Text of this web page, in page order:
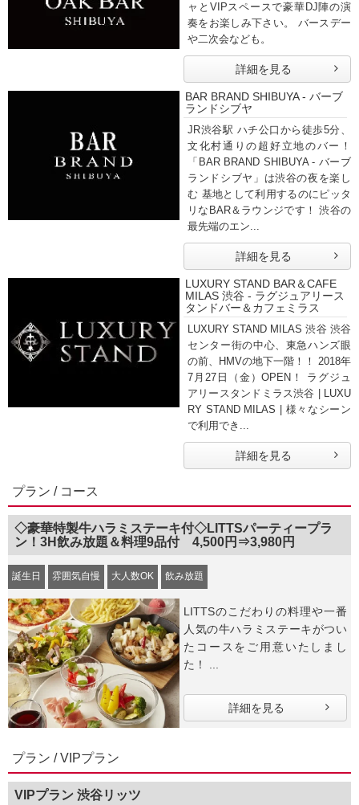
ャとVIPスペースで豪華DJ陣の演
奏をお楽しみ下さい。 バースデー
や二次会なども。
詳細を見る
BAR BRAND SHIBUYA - バーブ
ランドシブヤ
JR渋谷駅 ハチ公口から徒歩5分、
文化村通りの超好立地のバー！
「BAR BRAND SHIBUYA - バーブ
ランドシブヤ」は渋谷の夜を楽し
む 基地として利用するのにピッタ
リなBAR＆ラウンジです！ 渋谷の
最先端のエン...
詳細を見る
LUXURY STAND BAR＆CAFE
MILAS 渋谷 - ラグジュアリース
タンドバー＆カフェミラス
LUXURY STAND MILAS 渋谷 渋谷
センター街の中心、東急ハンズ眼
の前、HMVの地下一階！！ 2018年
7月27日（金）OPEN！ ラグジュ
アリースタンドミラス渋谷 | LUXU
RY STAND MILAS | 様々なシーン
で利用でき...
詳細を見る
プラン / コース
◇豪華特製牛ハラミステーキ付◇LITTSパーティープラ
ン！3H飲み放題＆料理9品付 4,500円⇒3,980円
誕生日 雰囲気自慢 大人数OK 飲み放題
LITTSのこだわりの料理や一番
人気の牛ハラミステーキがつい
たコースをご用意いたしまし
た！ ...
詳細を見る
プラン / VIPプラン
VIPプラン 渋谷リッツ